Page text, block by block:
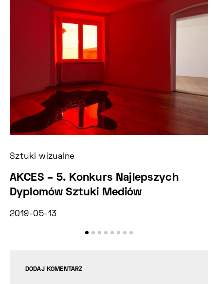
Sztuki wizualne
AKCES – 5. Konkurs Najlepszych
Dyplomów Sztuki Mediów
2019-05-13
DODAJ KOMENTARZ